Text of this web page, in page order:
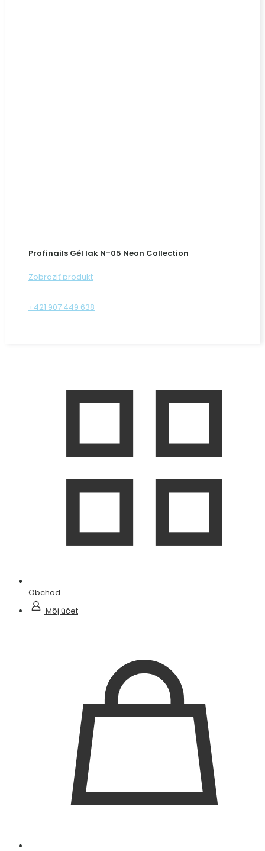
Profinails Gél lak N-05 Neon Collection
Zobraziť produkt
+421 907 449 638
Obchod
Môj účet